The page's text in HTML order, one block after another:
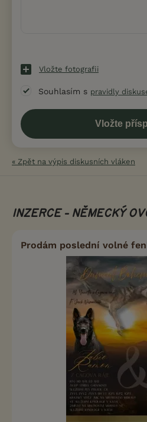
Vložte fotografii
Souhlasím s pravidly
« Zpět na výpis diskusních vláken
INZERCE - NĚMECKÝ
Prodám poslední volné